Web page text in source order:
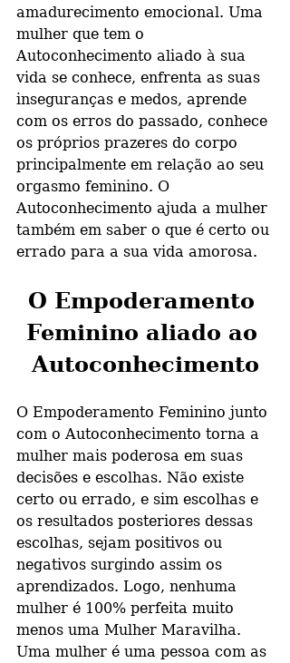
amadurecimento emocional. Uma
mulher que tem o
Autoconhecimento aliado à sua
vida se conhece, enfrenta as suas
inseguranças e medos, aprende
com os erros do passado, conhece
os próprios prazeres do corpo
principalmente em relação ao seu
orgasmo feminino. O
Autoconhecimento ajuda a mulher
também em saber o que é certo ou
errado para a sua vida amorosa.
O Empoderamento
Feminino aliado ao
Autoconhecimento
O Empoderamento Feminino junto
com o Autoconhecimento torna a
mulher mais poderosa em suas
decisões e escolhas. Não existe
certo ou errado, e sim escolhas e
os resultados posteriores dessas
escolhas, sejam positivos ou
negativos surgindo assim os
aprendizados. Logo, nenhuma
mulher é 100% perfeita muito
menos uma Mulher Maravilha.
Uma mulher é uma pessoa com as